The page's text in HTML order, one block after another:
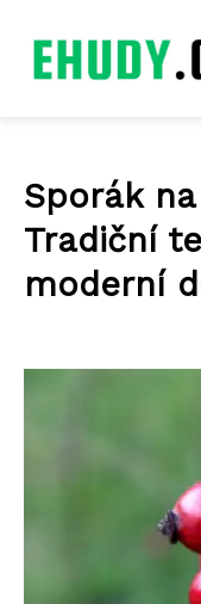
Sporák
Tradiční
moderní